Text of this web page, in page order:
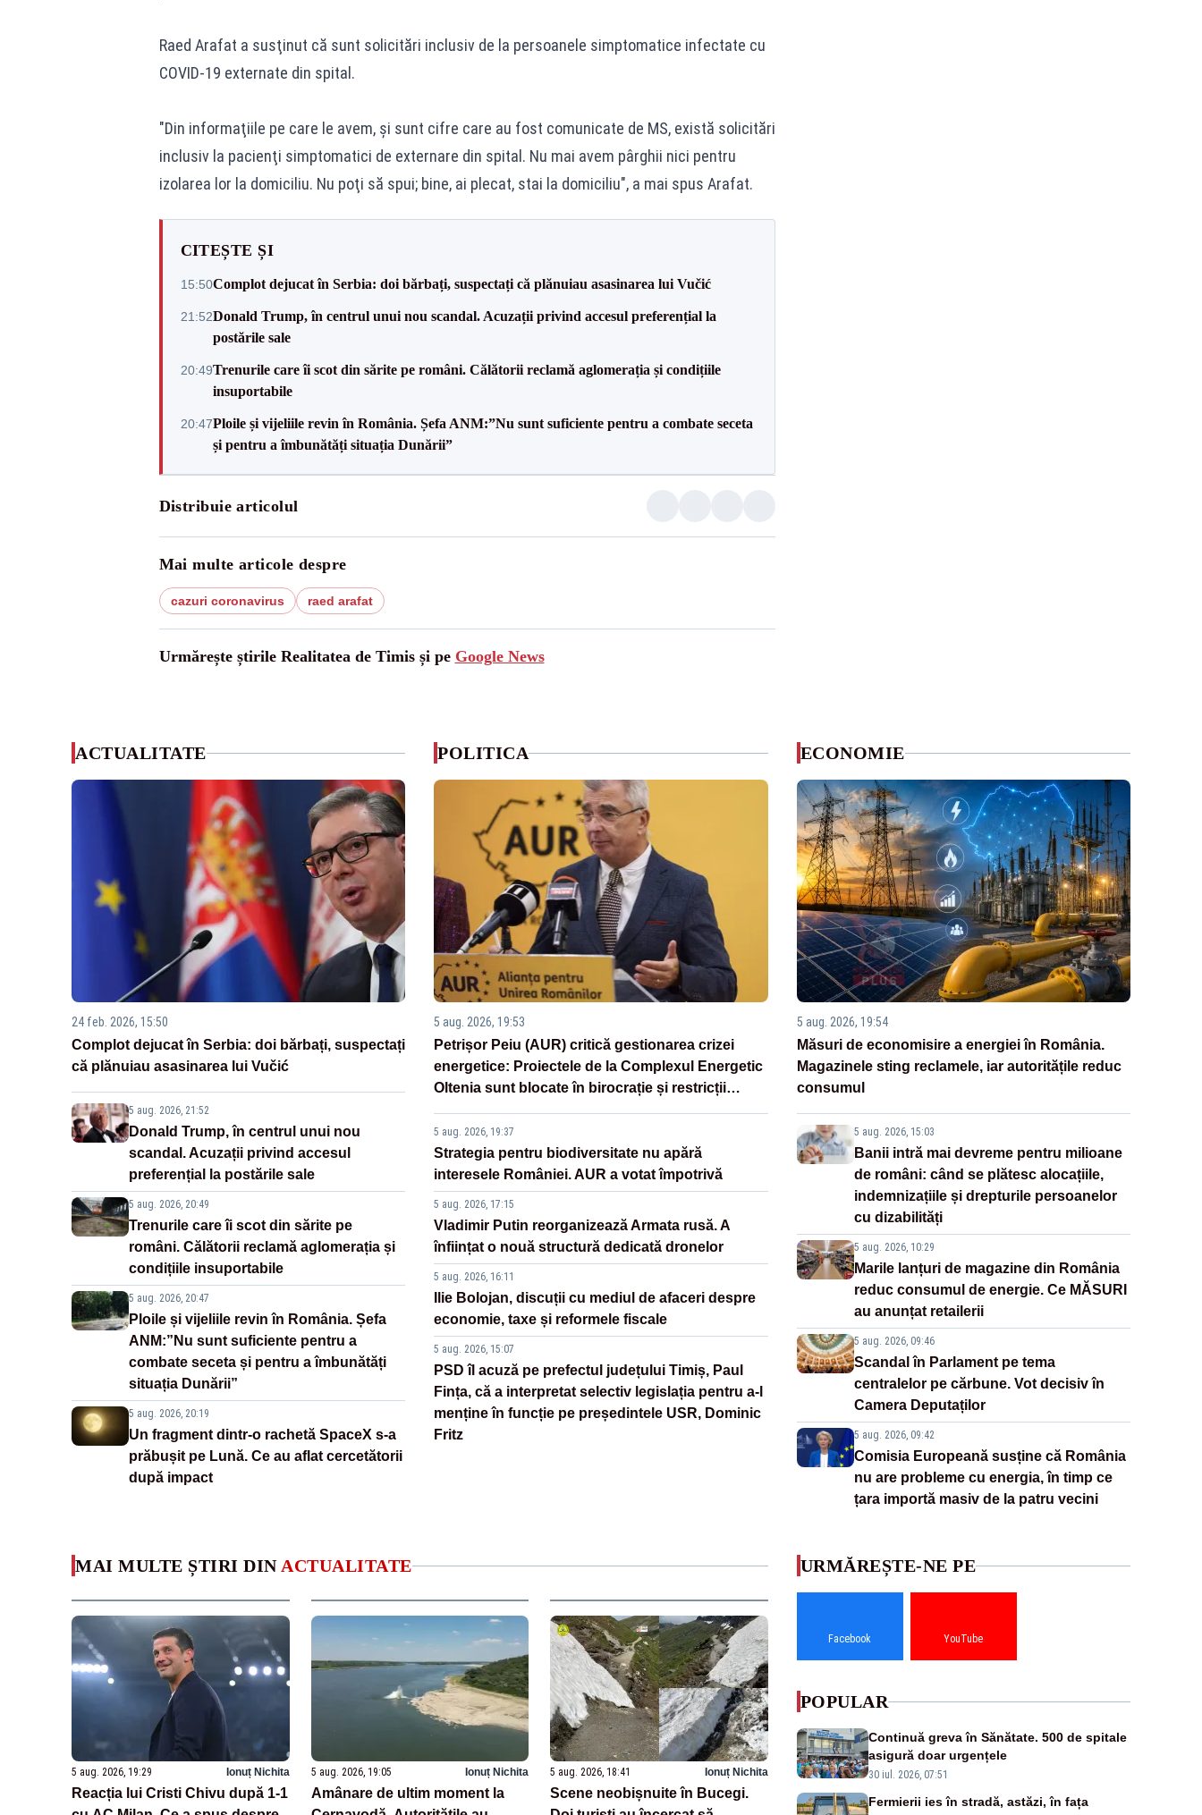
Raed Arafat a susţinut că sunt solicitări inclusiv de la persoanele simptomatice infectate cu
COVID-19 externate din spital.
"Din informaţiile pe care le avem, şi sunt cifre care au fost comunicate de MS, există solicitări
inclusiv la pacienţi simptomatici de externare din spital. Nu mai avem pârghii nici pentru
izolarea lor la domiciliu. Nu poţi să spui; bine, ai plecat, stai la domiciliu", a mai spus Arafat.
CITEȘTE ȘI
15:50Complot dejucat în Serbia: doi bărbați, suspectați că plănuiau asasinarea lui Vučić
21:52Donald Trump, în centrul unui nou scandal. Acuzații privind accesul preferențial la
postările sale
20:49Trenurile care îi scot din sărite pe români. Călătorii reclamă aglomerația și condițiile
insuportabile
20:47Ploile și vijeliile revin în România. Șefa ANM:”Nu sunt suficiente pentru a combate seceta
și pentru a îmbunătăți situația Dunării”
Distribuie articolul
Mai multe articole despre
cazuri coronavirus raed arafat
Urmărește știrile Realitatea de Timis și pe Google News
ACTUALITATE
24 feb. 2026, 15:50
Complot dejucat în Serbia: doi bărbați, suspectați
că plănuiau asasinarea lui Vučić
5 aug. 2026, 21:52
Donald Trump, în centrul unui nou
scandal. Acuzații privind accesul
preferențial la postările sale
5 aug. 2026, 20:49
Trenurile care îi scot din sărite pe
români. Călătorii reclamă aglomerația și
condițiile insuportabile
5 aug. 2026, 20:47
Ploile și vijeliile revin în România. Șefa
ANM:”Nu sunt suficiente pentru a
combate seceta și pentru a îmbunătăți
situația Dunării”
5 aug. 2026, 20:19
Un fragment dintr-o rachetă SpaceX s-a
prăbușit pe Lună. Ce au aflat cercetătorii
după impact
POLITICA
5 aug. 2026, 19:53
Petrișor Peiu (AUR) critică gestionarea crizei
energetice: Proiectele de la Complexul Energetic
Oltenia sunt blocate în birocrație și restricții
5 aug. 2026, 19:37
Strategia pentru biodiversitate nu apără
interesele României. AUR a votat împotrivă
5 aug. 2026, 17:15
Vladimir Putin reorganizează Armata rusă. A
înființat o nouă structură dedicată dronelor
5 aug. 2026, 16:11
Ilie Bolojan, discuții cu mediul de afaceri despre
economie, taxe și reformele fiscale
5 aug. 2026, 15:07
PSD îl acuză pe prefectul județului Timiș, Paul
Fința, că a interpretat selectiv legislația pentru a-l
menține în funcție pe președintele USR, Dominic
Fritz
ECONOMIE
5 aug. 2026, 19:54
Măsuri de economisire a energiei în România.
Magazinele sting reclamele, iar autoritățile reduc
consumul
5 aug. 2026, 15:03
Banii intră mai devreme pentru milioane
de români: când se plătesc alocațiile,
indemnizațiile și drepturile persoanelor
cu dizabilități
5 aug. 2026, 10:29
Marile lanțuri de magazine din România
reduc consumul de energie. Ce MĂSURI
au anunțat retailerii
5 aug. 2026, 09:46
Scandal în Parlament pe tema
centralelor pe cărbune. Vot decisiv în
Camera Deputaților
5 aug. 2026, 09:42
Comisia Europeană susține că România
nu are probleme cu energia, în timp ce
țara importă masiv de la patru vecini
MAI MULTE ȘTIRI DIN ACTUALITATE
5 aug. 2026, 19:29 Ionuț Nichita
Reacția lui Cristi Chivu după 1-1
5 aug. 2026, 19:05 Ionuț Nichita
Amânare de ultim moment la
5 aug. 2026, 18:41 Ionuț Nichita
Scene neobișnuite în Bucegi.
URMĂREȘTE-NE PE
Facebook YouTube
POPULAR
Continuă greva în Sănătate. 500 de spitale
asigură doar urgențele
30 iul. 2026, 07:51
Fermierii ies în stradă, astăzi, în fața